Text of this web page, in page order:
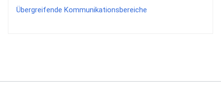
Übergreifende Kommunikationsbereiche